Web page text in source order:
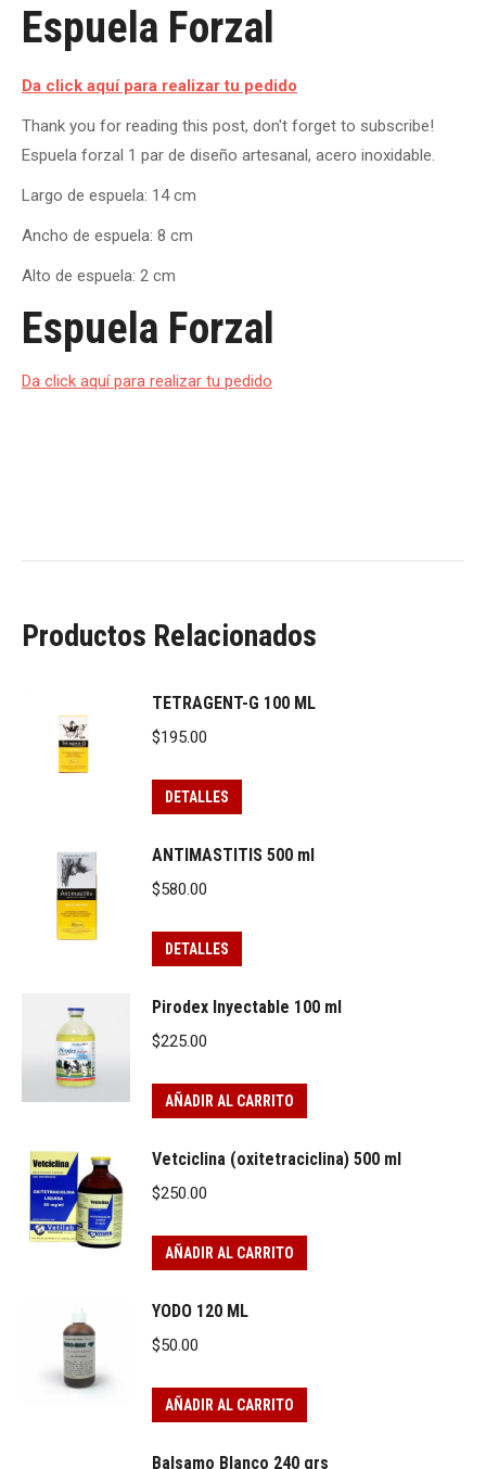
Espuela Forzal
Da click aquí para realizar tu pedido
Thank you for reading this post, don't forget to subscribe!
Espuela forzal 1 par de diseño artesanal, acero inoxidable.
Largo de espuela: 14 cm
Ancho de espuela: 8 cm
Alto de espuela: 2 cm
Espuela Forzal
Da click aquí para realizar tu pedido
Productos Relacionados
TETRAGENT-G 100 ML
$195.00
DETALLES
ANTIMASTITIS 500 ml
$580.00
DETALLES
Pirodex Inyectable 100 ml
$225.00
AÑADIR AL CARRITO
Vetciclina (oxitetraciclina) 500 ml
$250.00
AÑADIR AL CARRITO
YODO 120 ML
$50.00
AÑADIR AL CARRITO
Balsamo Blanco 240 grs